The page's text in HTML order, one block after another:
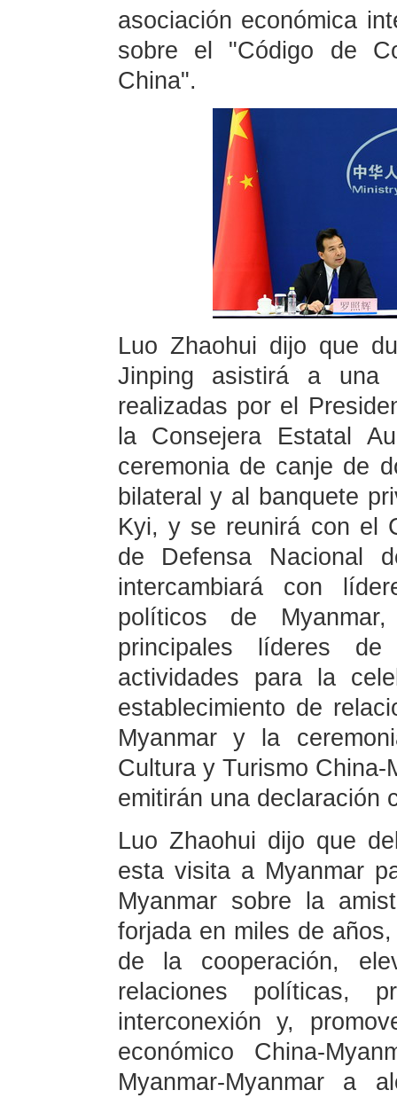
asociación económica
sobre el "Código de
China".
Luo Zhaohui dijo que
Jinping asistirá a una
realizadas por el
la Consejera Estatal
ceremonia de canje de
bilateral y al banquete
Kyi, y se reunirá con el
de Defensa Nacional
intercambiará con
políticos de
principales líderes
actividades para la
establecimiento de
Myanmar y la
Cultura y Turismo
emitirán una declaración
Luo Zhaohui dijo que
esta visita a Myanmar
Myanmar sobre la
forjada en miles de
de la cooperación,
relaciones políticas,
interconexión y,
económico China-
Myanmar-Myanmar a